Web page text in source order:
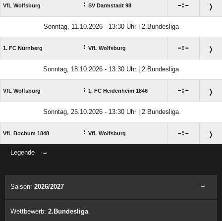
VfL Wolfsburg : SV Darmstadt 98 :
Sonntag, 11.10.2026 - 13:30 Uhr | 2.Bundesliga
1. FC Nürnberg : VfL Wolfsburg :
Sonntag, 18.10.2026 - 13:30 Uhr | 2.Bundesliga
VfL Wolfsburg : 1. FC Heidenheim 1846 :
Sonntag, 25.10.2026 - 13:30 Uhr | 2.Bundesliga
VfL Bochum 1848 : VfL Wolfsburg :
Legende
Saison: 2026/2027
Wettbewerb: 2.Bundesliga